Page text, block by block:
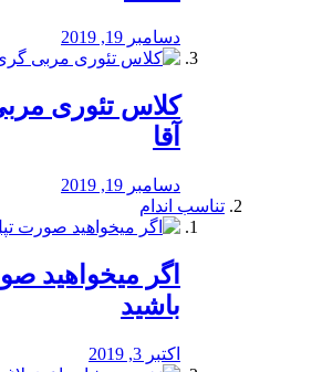
دسامبر 19, 2019
آقا
دسامبر 19, 2019
تناسب اندام
اگر میخواهید
باشید
اکتبر 3, 2019